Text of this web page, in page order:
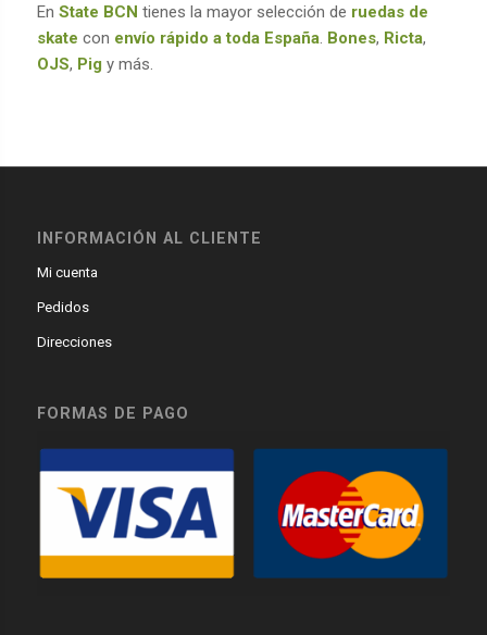
En State BCN tienes la mayor selección de ruedas de
skate con envío rápido a toda España. Bones, Ricta,
OJS, Pig y más.
INFORMACIÓN AL CLIENTE
Mi cuenta
Pedidos
Direcciones
FORMAS DE PAGO